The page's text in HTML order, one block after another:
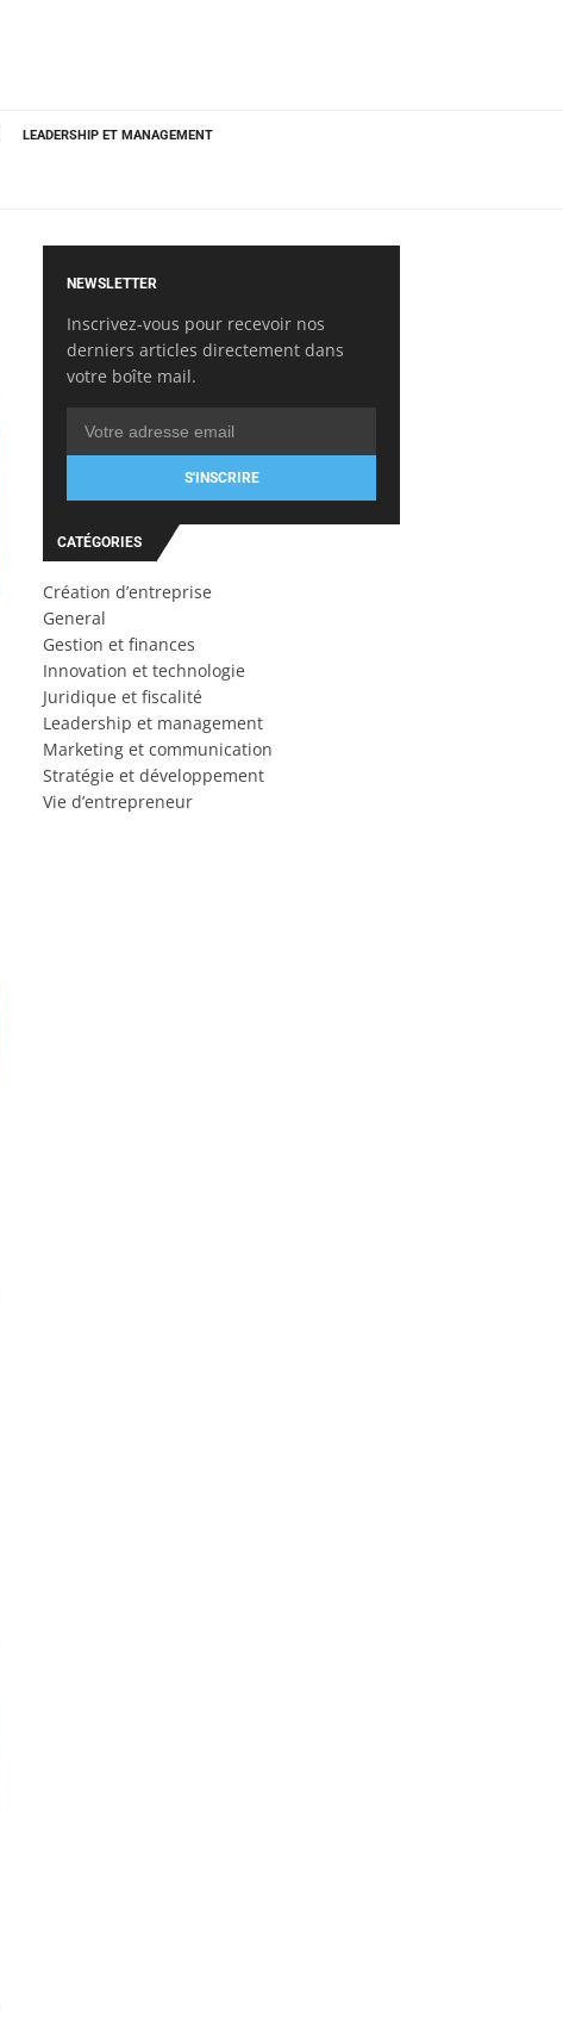
LEADERSHIP ET MANAGEMENT
NEWSLETTER
Inscrivez-vous pour recevoir nos
derniers articles directement dans
votre boîte mail.
S'INSCRIRE
CATÉGORIES
Création d’entreprise
General
Gestion et finances
Innovation et technologie
Juridique et fiscalité
Leadership et management
Marketing et communication
Stratégie et développement
Vie d’entrepreneur